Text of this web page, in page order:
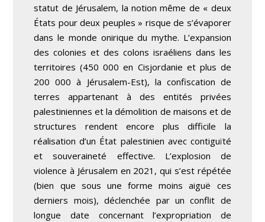
statut de Jérusalem, la notion même de « deux
États pour deux peuples » risque de s’évaporer
dans le monde onirique du mythe. L’expansion
des colonies et des colons israéliens dans les
territoires (450 000 en Cisjordanie et plus de
200 000 à Jérusalem-Est), la confiscation de
terres appartenant à des entités privées
palestiniennes et la démolition de maisons et de
structures rendent encore plus difficile la
réalisation d’un État palestinien avec contiguïté
et souveraineté effective. L’explosion de
violence à Jérusalem en 2021, qui s’est répétée
(bien que sous une forme moins aiguë ces
derniers mois), déclenchée par un conflit de
longue date concernant l’expropriation de